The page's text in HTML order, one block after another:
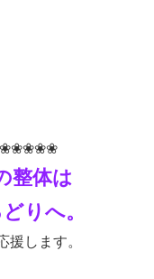
整体は
りへ。
援します。